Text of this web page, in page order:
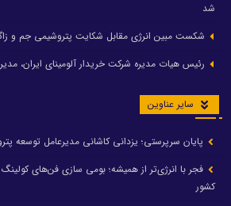
شد
شکست مبین انرژی مقابل شکایت پتروشیمی جم و
رئیس هیات مدیره شرکت خریدار آلومینای ایران،
سایر عناوین
پایان سرپرستی؛ یزدانی کاشانی مدیرعامل توسعه
فجر با انرژی‌تر از همیشه؛ بومی سازی فن‌های کولینگ
کشور